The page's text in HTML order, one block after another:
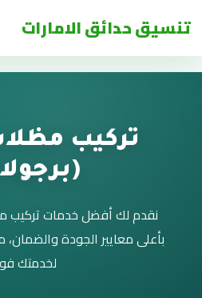
تنسيق حدائق الامارات
تركيب
نقدم لك أفضل خدمات تركيب
بأعلى معايير الجودة
لخدمتك